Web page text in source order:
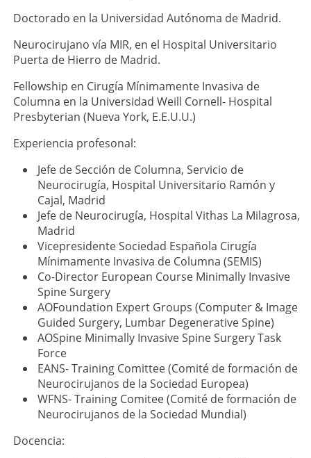
Doctorado en la Universidad Autónoma de Madrid.
Neurocirujano vía MIR, en el Hospital Universitario
Puerta de Hierro de Madrid.
Fellowship en Cirugía Mínimamente Invasiva de
Columna en la Universidad Weill Cornell- Hospital
Presbyterian (Nueva York, E.E.U.U.)
Experiencia profesonal:
Jefe de Sección de Columna, Servicio de
Neurocirugía, Hospital Universitario Ramón y
Cajal, Madrid
Jefe de Neurocirugía, Hospital Vithas La Milagrosa,
Madrid
Vicepresidente Sociedad Española Cirugía
Mínimamente Invasiva de Columna (SEMIS)
Co-Director European Course Minimally Invasive
Spine Surgery
AOFoundation Expert Groups (Computer & Image
Guided Surgery, Lumbar Degenerative Spine)
AOSpine Minimally Invasive Spine Surgery Task
Force
EANS- Training Comittee (Comité de formación de
Neurocirujanos de la Sociedad Europea)
WFNS- Training Comitee (Comité de formación de
Neurocirujanos de la Sociedad Mundial)
Docencia: